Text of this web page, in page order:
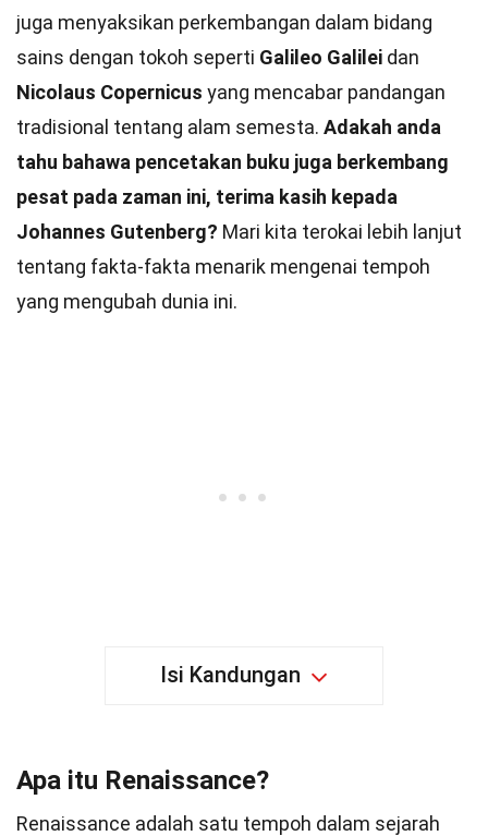
juga menyaksikan perkembangan dalam bidang
sains dengan tokoh seperti Galileo Galilei dan
Nicolaus Copernicus yang mencabar pandangan
tradisional tentang alam semesta. Adakah anda
tahu bahawa pencetakan buku juga berkembang
pesat pada zaman ini, terima kasih kepada
Johannes Gutenberg? Mari kita terokai lebih lanjut
tentang fakta-fakta menarik mengenai tempoh
yang mengubah dunia ini.
Isi Kandungan
Apa itu Renaissance?
Renaissance adalah satu tempoh dalam sejarah